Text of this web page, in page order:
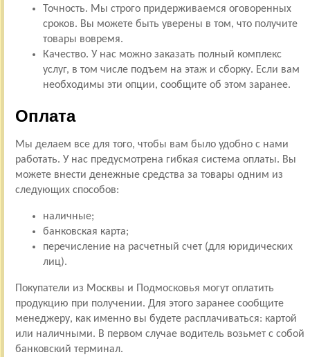
Точность. Мы строго придерживаемся оговоренных
сроков. Вы можете быть уверены в том, что получите
товары вовремя.
Качество. У нас можно заказать полный комплекс
услуг, в том числе подъем на этаж и сборку. Если вам
необходимы эти опции, сообщите об этом заранее.
Оплата
Мы делаем все для того, чтобы вам было удобно с нами
работать. У нас предусмотрена гибкая система оплаты. Вы
можете внести денежные средства за товары одним из
следующих способов:
наличные;
банковская карта;
перечисление на расчетный счет (для юридических
лиц).
Покупатели из Москвы и Подмосковья могут оплатить
продукцию при получении. Для этого заранее сообщите
менеджеру, как именно вы будете расплачиваться: картой
или наличными. В первом случае водитель возьмет с собой
банковский терминал.